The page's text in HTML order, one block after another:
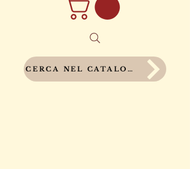
CERCA NEL CATALOGO COMPLETO